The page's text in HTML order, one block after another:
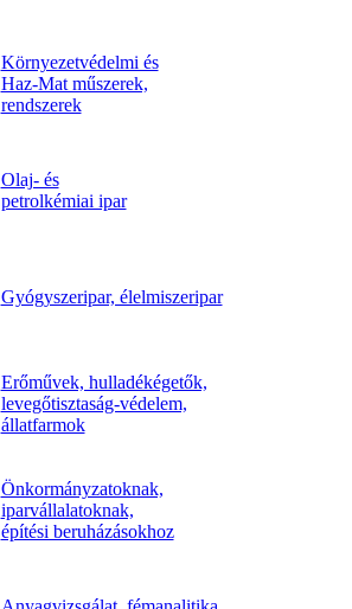
Környezetvédelmi és
Haz-Mat műszerek,
rendszerek
Olaj- és
petrolkémiai ipar
Gyógyszeripar, élelmiszeripar
Erőművek, hulladékégetők,
levegőtisztaság-védelem,
állatfarmok
Önkormányzatoknak,
iparvállalatoknak,
építési beruházásokhoz